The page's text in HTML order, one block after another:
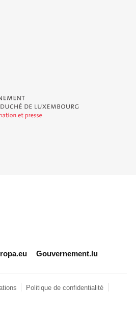
Duché de Luxembourg - Service
Gouvernement.lu
Politique de confidentialité